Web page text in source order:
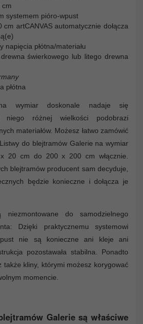
cm
systemem pióro-wpust
cm artCANVAS automatycznie dołącza
napięcia płótna/materiału
świerkowego lub litego drewna
płótna
wymiar doskonale nadaje się
różnej wielkości podobrazi
materiałów. Możesz łatwo zamówić
do blejtramów Galerie na wymiar
20 cm do 200 x 200 cm włącznie.
blejtramów producent sam decyduje,
będzie konieczne i dołącza je
niezmontowane do samodzielnego
Dzięki praktycznemu systemowi
nie są konieczne ani kleje ani
pozostawała stabilna. Ponadto
także kliny, którymi możesz korygować
momencie.
Galerie są właściwe